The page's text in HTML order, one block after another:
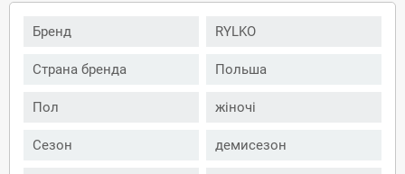
Бренд RYLKO
Страна бренда Польша
Пол жіночі
Сезон демисезон